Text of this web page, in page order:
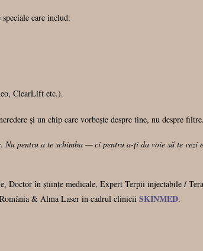
care includ:
ClearLift etc.).
și un chip care vorbește despre tine, nu despre filtre.
pentru a te schimba — ci pentru a-ți da voie să te vezi
Doctor în științe medicale, Expert Terpii injectabile /
& Alma Laser in cadrul clinicii SKINMED.